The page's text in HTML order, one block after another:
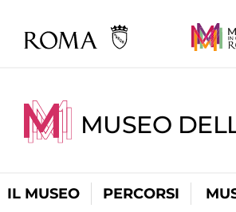
MUSEO
IL MUSEO PERCORSI